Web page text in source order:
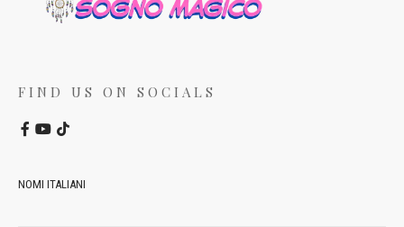
FIND US ON SOCIALS
NOMI ITALIANI